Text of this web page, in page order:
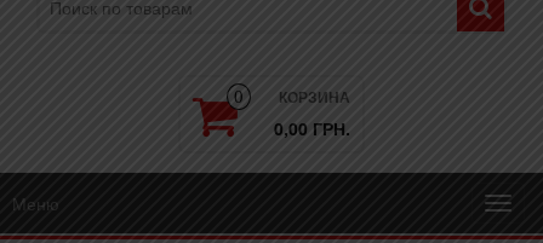
0 КОРЗИНА
0,00 ГРН.
Меню